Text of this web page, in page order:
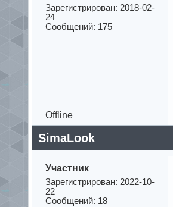
Зарегистрирован: 2018-02-
24
Сообщений: 175
Offline
SimaLook
Участник
Зарегистрирован: 2022-10-
22
Сообщений: 18